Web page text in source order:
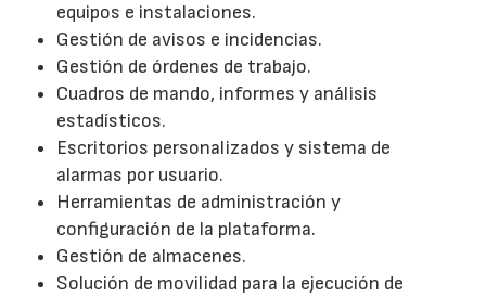
equipos e instalaciones.
Gestión de avisos e incidencias.
Gestión de órdenes de trabajo.
Cuadros de mando, informes y análisis
estadísticos.
Escritorios personalizados y sistema de
alarmas por usuario.
Herramientas de administración y
configuración de la plataforma.
Gestión de almacenes.
Solución de movilidad para la ejecución de